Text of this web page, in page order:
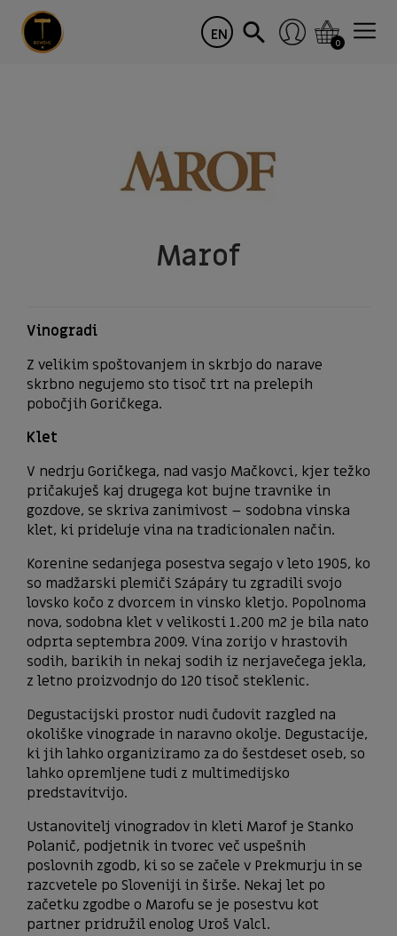
EN 0
Marof
Vinogradi
Z velikim spoštovanjem in skrbjo do narave
skrbno negujemo sto tisoč trt na prelepih
pobočjih Goričkega.
Klet
V nedrju Goričkega, nad vasjo Mačkovci, kjer težko
pričakuješ kaj drugega kot bujne travnike in
gozdove, se skriva zanimivost – sodobna vinska
klet, ki prideluje vina na tradicionalen način.
Korenine sedanjega posestva segajo v leto 1905, ko
so madžarski plemiči Szápáry tu zgradili svojo
lovsko kočo z dvorcem in vinsko kletjo. Popolnoma
nova, sodobna klet v velikosti 1.200 m2 je bila nato
odprta septembra 2009. Vina zorijo v hrastovih
sodih, barikih in nekaj sodih iz nerjavečega jekla,
z letno proizvodnjo do 120 tisoč steklenic.
Degustacijski prostor nudi čudovit razgled na
okoliške vinograde in naravno okolje. Degustacije,
ki jih lahko organiziramo za do šestdeset oseb, so
lahko opremljene tudi z multimedijsko
predstavitvijo.
Ustanovitelj vinogradov in kleti Marof je Stanko
Polanič, podjetnik in tvorec več uspešnih
poslovnih zgodb, ki so se začele v Prekmurju in se
razcvetele po Sloveniji in širše. Nekaj ​​let po
začetku zgodbe o Marofu se je posestvu kot
partner pridružil enolog Uroš Valcl.